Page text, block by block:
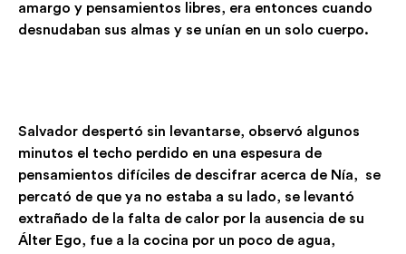
amargo y pensamientos libres, era entonces cuando
desnudaban sus almas y se unían en un solo cuerpo.
Salvador despertó sin levantarse, observó algunos
minutos el techo perdido en una espesura de
pensamientos difíciles de descifrar acerca de Nía, se
percató de que ya no estaba a su lado, se levantó
extrañado de la falta de calor por la ausencia de su
Álter Ego, fue a la cocina por un poco de agua,